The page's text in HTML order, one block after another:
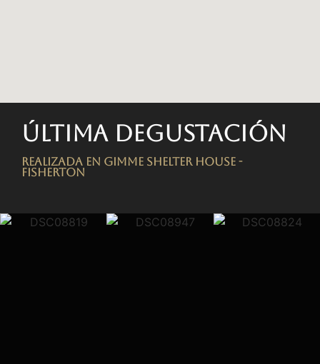
Última degustación
Realizada en Gimme Shelter House -
FISHERTON